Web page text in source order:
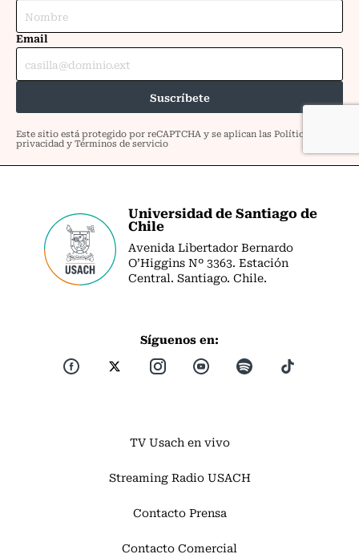
Universidad de Santiago de
Chile
Avenida Libertador Bernardo
O’Higgins Nº 3363. Estación
Central. Santiago. Chile.
Síguenos en:
TV Usach en vivo
Streaming Radio USACH
Contacto Prensa
Contacto Comercial